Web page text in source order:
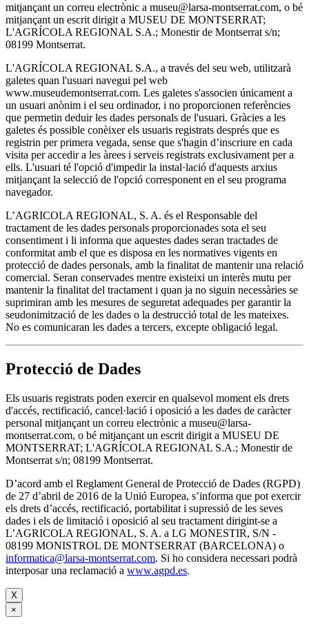
mitjançant un correu electrònic a museu@larsa-montserrat.com, o bé
mitjançant un escrit dirigit a MUSEU DE MONTSERRAT;
L'AGRÍCOLA REGIONAL S.A.; Monestir de Montserrat s/n;
08199 Montserrat.
L'AGRÍCOLA REGIONAL S.A., a través del seu web, utilitzarà
galetes quan l'usuari navegui pel web
www.museudemontserrat.com. Les galetes s'associen únicament a
un usuari anònim i el seu ordinador, i no proporcionen referències
que permetin deduir les dades personals de l'usuari. Gràcies a les
galetes és possible conèixer els usuaris registrats després que es
registrin per primera vegada, sense que s'hagin d’inscriure en cada
visita per accedir a les àrees i serveis registrats exclusivament per a
ells. L'usuari té l'opció d'impedir la instal·lació d'aquests arxius
mitjançant la selecció de l'opció corresponent en el seu programa
navegador.
L’AGRICOLA REGIONAL, S. A. és el Responsable del
tractament de les dades personals proporcionades sota el seu
consentiment i li informa que aquestes dades seran tractades de
conformitat amb el que es disposa en les normatives vigents en
protecció de dades personals, amb la finalitat de mantenir una relació
comercial. Seran conservades mentre existeixi un interès mutu per
mantenir la finalitat del tractament i quan ja no siguin necessàries se
suprimiran amb les mesures de seguretat adequades per garantir la
seudonimització de les dades o la destrucció total de les mateixes.
No es comunicaran les dades a tercers, excepte obligació legal.
Protecció de Dades
Els usuaris registrats poden exercir en qualsevol moment els drets
d'accés, rectificació, cancel·lació i oposició a les dades de caràcter
personal mitjançant un correu electrònic a museu@larsa-
montserrat.com, o bé mitjançant un escrit dirigit a MUSEU DE
MONTSERRAT; L'AGRÍCOLA REGIONAL S.A.; Monestir de
Montserrat s/n; 08199 Montserrat.
D’acord amb el Reglament General de Protecció de Dades (RGPD)
de 27 d’abril de 2016 de la Unió Europea, s’informa que pot exercir
els drets d’accés, rectificació, portabilitat i supressió de les seves
dades i els de limitació i oposició al seu tractament dirigint-se a
L’AGRICOLA REGIONAL, S. A. a LG MONESTIR, S/N -
08199 MONISTROL DE MONTSERRAT (BARCELONA) o
informatica@larsa-montserrat.com. Si ho considera necessari podrà
interposar una reclamació a www.agpd.es.
X
×